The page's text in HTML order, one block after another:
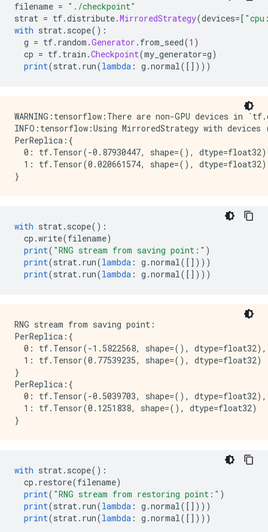
filename = "./checkpoint"
strat = tf.distribute.MirroredStrategy(devices=[
with strat. scope():
g = tf. random .Generator . from_seed(1 )
cp = tf. train .Checkpoint(my_generator=g)
print(strat. run(lambda : g .normal([])))
WARNING:tensorflow:There are non-GPU devices
INFO:tensorflow:Using MirroredStrategy with
PerReplica:{
0: tf.Tensor(-0.87930447, shape=(),
  1: tf.Tensor(0.020661574, shape=(), dtype=float32)
with strat. scope():
cp .write(filename)
print( "RNG stream from saving point:" )
print(strat. run(lambda : g .normal([])))
print(strat. run(lambda : g .normal([])))
RNG stream from saving point:
PerReplica:{
  0: tf.Tensor(-1.5822568, shape=(), dtype=float32),
  1: tf.Tensor(0.77539235, shape=(), dtype=float32)
}
PerReplica:{
  0: tf.Tensor(-0.5039703, shape=(), dtype=float32),
  1: tf.Tensor(0.1251838, shape=(), dtype=float32)
with strat. scope():
cp . restore(filename)
print( "RNG stream from restoring point:" )
print(strat. run(lambda : g .normal([])))
print(strat. run(lambda : g .normal([])))